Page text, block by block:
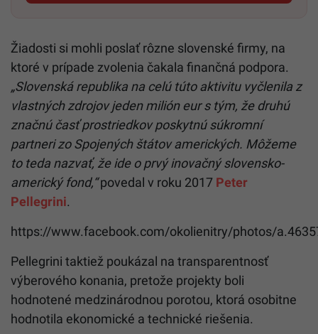
Žiadosti si mohli poslať rôzne slovenské firmy, na
ktoré v prípade zvolenia čakala finančná podpora.
„Slovenská republika na celú túto aktivitu vyčlenila z
vlastných zdrojov jeden milión eur s tým, že druhú
značnú časť prostriedkov poskytnú súkromní
partneri zo Spojených štátov amerických. Môžeme
to teda nazvať, že ide o prvý inovačný slovensko-
americký fond,“povedal v roku 2017 Peter
Pellegrini.
https://www.facebook.com/okolienitry/photos/
Pellegrini taktiež poukázal na transparentnosť
výberového konania, pretože projekty boli
hodnotené medzinárodnou porotou, ktorá osobitne
hodnotila ekonomické a technické riešenia.